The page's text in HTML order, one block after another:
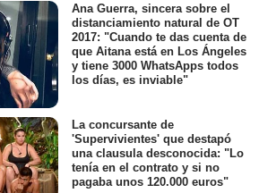
Ana Guerra, sincera sobre el
distanciamiento natural de OT
2017: "Cuando te das cuenta de
que Aitana está en Los Ángeles
y tiene 3000 WhatsApps todos
los días, es inviable"
La concursante de
'Supervivientes' que destapó
una clausula desconocida: "Lo
tenía en el contrato y si no
pagaba unos 120.000 euros"